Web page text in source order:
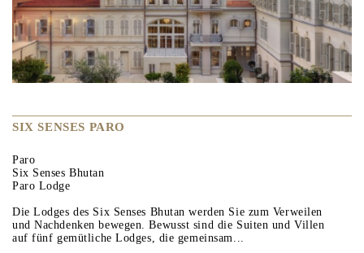
SIX SENSES PARO
Paro
Six Senses Bhutan
Paro Lodge
Die Lodges des Six Senses Bhutan werden Sie zum Verweilen
und Nachdenken bewegen. Bewusst sind die Suiten und Villen
auf fünf gemütliche Lodges, die gemeinsam...